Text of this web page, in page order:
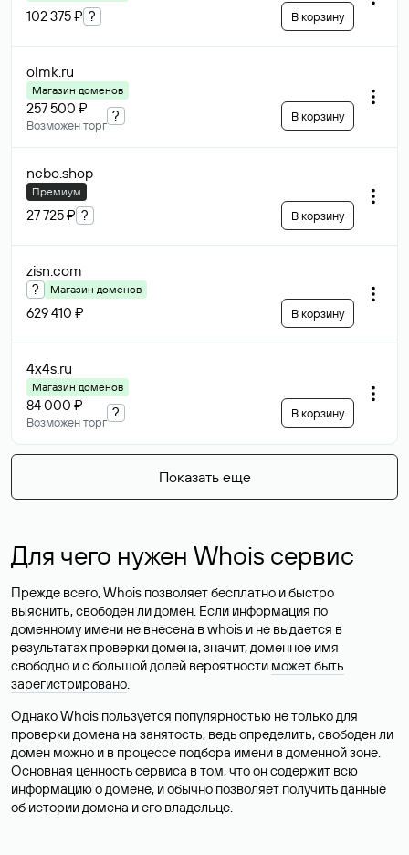
102 375 ₽ ? В корзину
olmk.ru
Магазин доменов
257 500 ₽
Возможен торг
? В корзину
nebo.shop
Премиум
27 725 ₽ ? В корзину
zisn.com
? Магазин доменов
629 410 ₽ В корзину
4x4s.ru
Магазин доменов
84 000 ₽
Возможен торг
? В корзину
Показать еще
Для чего нужен Whois сервис
Прежде всего, Whois позволяет бесплатно и быстро
выяснить, свободен ли домен. Если информация по
доменному имени не внесена в whois и не выдается в
результатах проверки домена, значит, доменное имя
свободно и с большой долей вероятности может быть
зарегистрировано.
Однако Whois пользуется популярностью не только для
проверки домена на занятость, ведь определить, свободен ли
домен можно и в процессе подбора имени в доменной зоне.
Основная ценность сервиса в том, что он содержит всю
информацию о домене, и обычно позволяет получить данные
об истории домена и его владельце.